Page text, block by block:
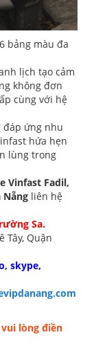
bảng màu đa
lịch tạo cảm
không đơn
cùng với hệ
đáp ứng nhu
hứa hẹn
lùng trong
Vinfast Fadil,
Nẵng liên hệ
Sa.
Tây, Quận
skype,
lòng điền